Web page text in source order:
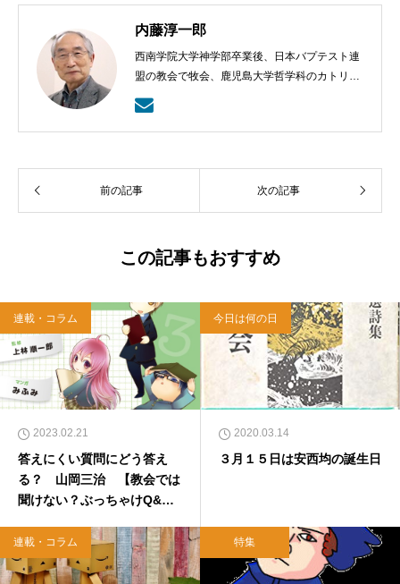
内藤淳一郎
西南学院大学神学部卒業後、日本バプテスト連
盟の教会で牧会、鹿児島大学哲学科のカトリッ
クの神学の学びから、鹿児島ラ・サール高校で
も教える。日本バプテスト連盟宣教室主事、日
本バプテスト連盟常務理事を８年間務める。
前の記事 次の記事
この記事もおすすめ
連載・コラム
2023.02.21
答えにくい質問にどう答え
る？ 山岡三治 【教会では
聞けない？ぶっちゃけQ&
今日は何の日
2020.03.14
３月１５日は安西均の誕生日
連載・コラム 特集